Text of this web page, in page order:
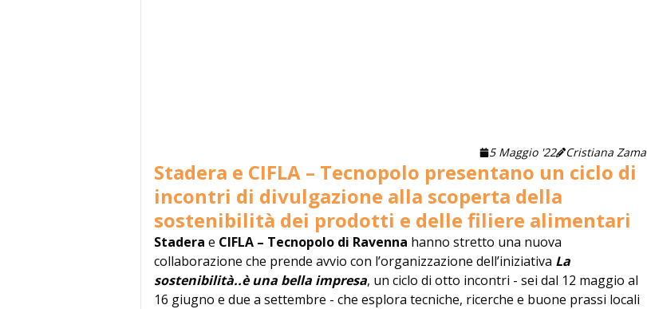
5 Maggio '22 Cristiana Zama
Stadera e CIFLA – Tecnopolo presentano un ciclo di
incontri di divulgazione alla scoperta della
sostenibilità dei prodotti e delle filiere alimentari
Stadera e CIFLA – Tecnopolo di Ravenna hanno stretto una nuova
collaborazione che prende avvio con l’organizzazione dell’iniziativa La
sostenibilità..è una bella impresa, un ciclo di otto incontri - sei dal 12 maggio al
16 giugno e due a settembre - che esplora tecniche, ricerche e buone prassi locali